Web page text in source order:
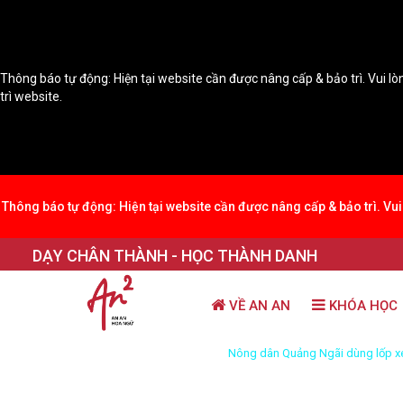
Thông báo tự động: Hiện tại website cần được nâng cấp & bảo trì. Vui
trì website.
Thông báo tự động: Hiện tại website cần được nâng cấp & bảo trì.
DẠY CHÂN THÀNH - HỌC THÀNH DANH
VỀ AN AN KHÓA HỌC
Nông dân Quảng Ngãi dùng lốp